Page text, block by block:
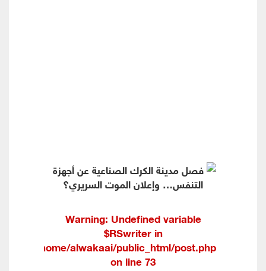
Warning: Undefined variable
$RSwriter in
/home/alwakaai/public_html/post.php
on line73